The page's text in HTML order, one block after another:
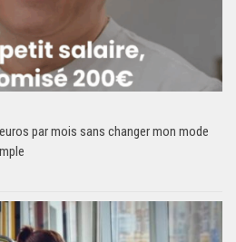
par mois sans changer mon mode